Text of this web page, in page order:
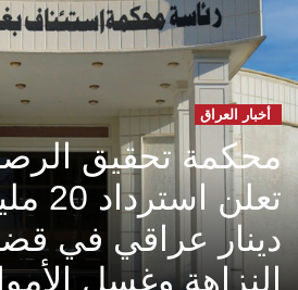
أخبار العراق
محكمة تحقيق
تعلن
دينار عراقي في
النزاهة وغسل